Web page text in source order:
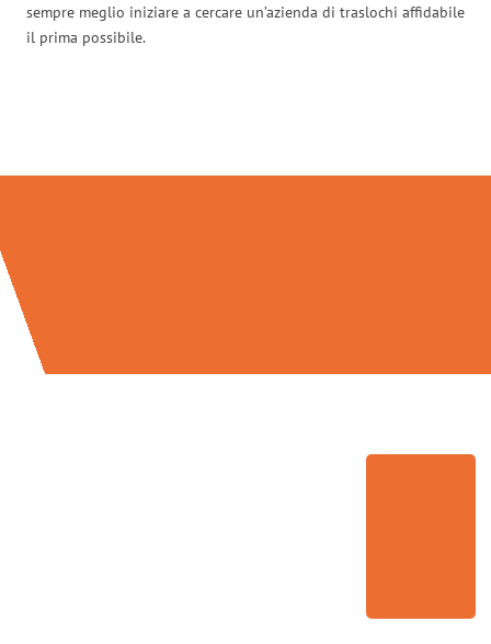
sempre meglio iniziare a cercare un’azienda di traslochi affidabile
il prima possibile.